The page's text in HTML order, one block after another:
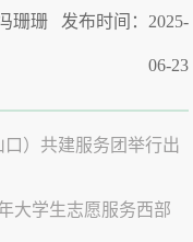
珊珊 发布时间：2025-
06-23
）共建服务团举行出
大学生志愿服务西部